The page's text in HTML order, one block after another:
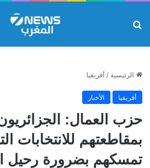
الرئيسية / أفريقيا
أفريقيا الأخبار
حزب العمال:
بمقاطعتهم للانتخابات
تمسكهم بضرورة رحيل